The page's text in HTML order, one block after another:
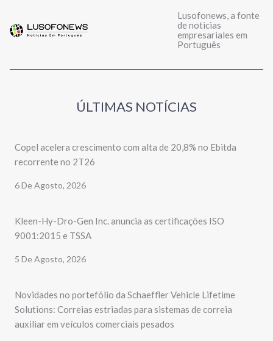
Lusofonews, a fonte
de noticias
empresariales em
Português
ÚLTIMAS NOTÍCIAS
Copel acelera crescimento com alta de 20,8% no Ebitda
recorrente no 2T26
6 De Agosto, 2026
Kleen-Hy-Dro-Gen Inc. anuncia as certificações ISO
9001:2015 e TSSA
5 De Agosto, 2026
Novidades no portefólio da Schaeffler Vehicle Lifetime
Solutions: Correias estriadas para sistemas de correia
auxiliar em veículos comerciais pesados